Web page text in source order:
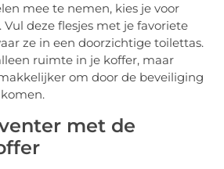
mee te nemen, kies je voor
Vul deze flesjes met je favoriete
ze in een doorzichtige toilettas.
ruimte in je koffer, maar
om door de beveiliging
met de